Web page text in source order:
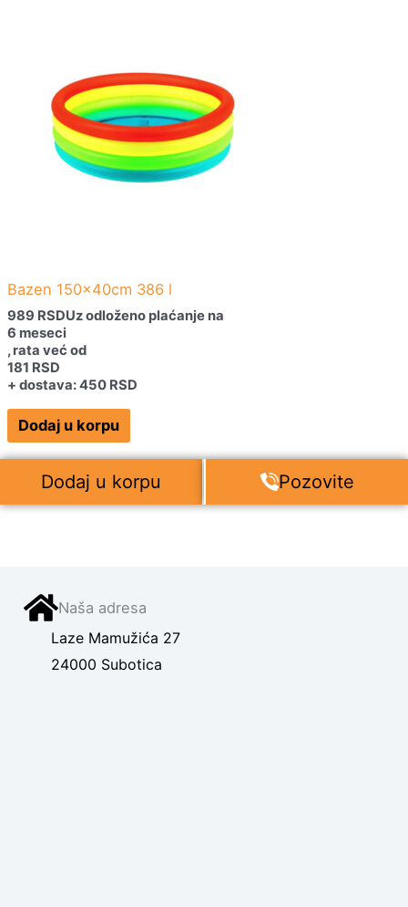
Bazen 150x40cm 386 l
989 RSDUz odloženo plaćanje na
6 meseci
, rata već od
181 RSD
+ dostava: 450 RSD
Dodaj u korpu
Dodaj u korpu Pozovite
Naša adresa
Laze Mamužića 27
24000 Subotica